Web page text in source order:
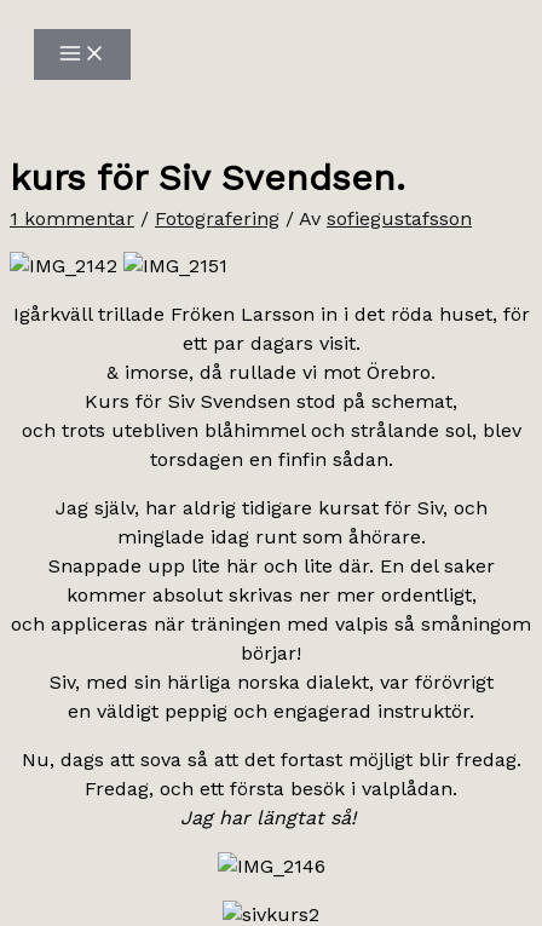
innehåll
kurs för Siv Svendsen.
1 kommentar / Fotografering / Av sofiegustafsson
Igårkväll trillade Fröken Larsson in i det röda huset, för
ett par dagars visit.
& imorse, då rullade vi mot Örebro.
Kurs för Siv Svendsen stod på schemat,
och trots utebliven blåhimmel och strålande sol, blev
torsdagen en finfin sådan.
Jag själv, har aldrig tidigare kursat för Siv, och
minglade idag runt som åhörare.
Snappade upp lite här och lite där. En del saker
kommer absolut skrivas ner mer ordentligt,
och appliceras när träningen med valpis så småningom
börjar!
Siv, med sin härliga norska dialekt, var förövrigt
en väldigt peppig och engagerad instruktör.
Nu, dags att sova så att det fortast möjligt blir fredag.
Fredag, och ett första besök i valplådan.
Jag har längtat så!